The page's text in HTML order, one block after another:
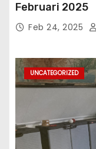
Februari 2025
Feb 24, 2025
UNCATEGORIZED